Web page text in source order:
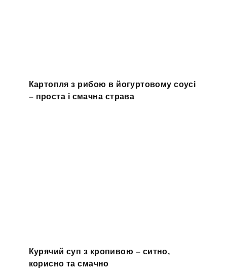
Картопля з рибою в йогуртовому соусі
– проста і смачна страва
Курячий суп з кропивою – ситно,
корисно та смачно